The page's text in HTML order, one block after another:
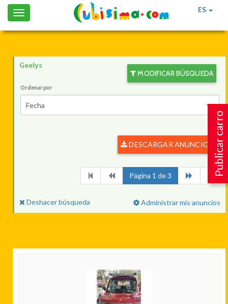
ES
Toggle
navigation
Publicar carro
Geelys
MODIFICAR BÚSQUEDA
Ordenar por
Fecha
DESCARGAR ANUNCIOS
Página 1 de 3
Deshacer búsqueda Administrar mis anuncios